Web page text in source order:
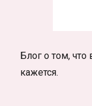
Блог о том,
кажется.